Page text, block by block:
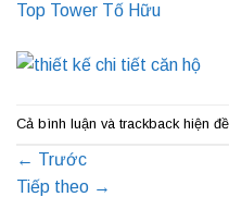
Top Tower Tố Hữu
Cả bình luận và trackback hiện
← Trước
Tiếp theo →